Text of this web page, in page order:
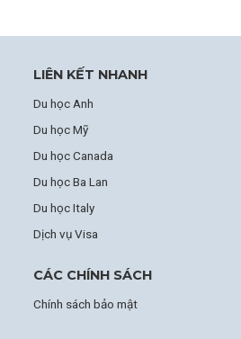
LIÊN KẾT NHANH
Du học Anh
Du học Mỹ
Du học Canada
Du học Ba Lan
Du học Italy
Dịch vụ Visa
CÁC CHÍNH SÁCH
Chính sách bảo mật